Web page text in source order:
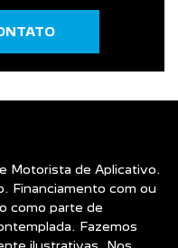
Motorista de Aplicativo.
Financiamento com ou
como parte de
Fazemos
ilustrativas. Nos